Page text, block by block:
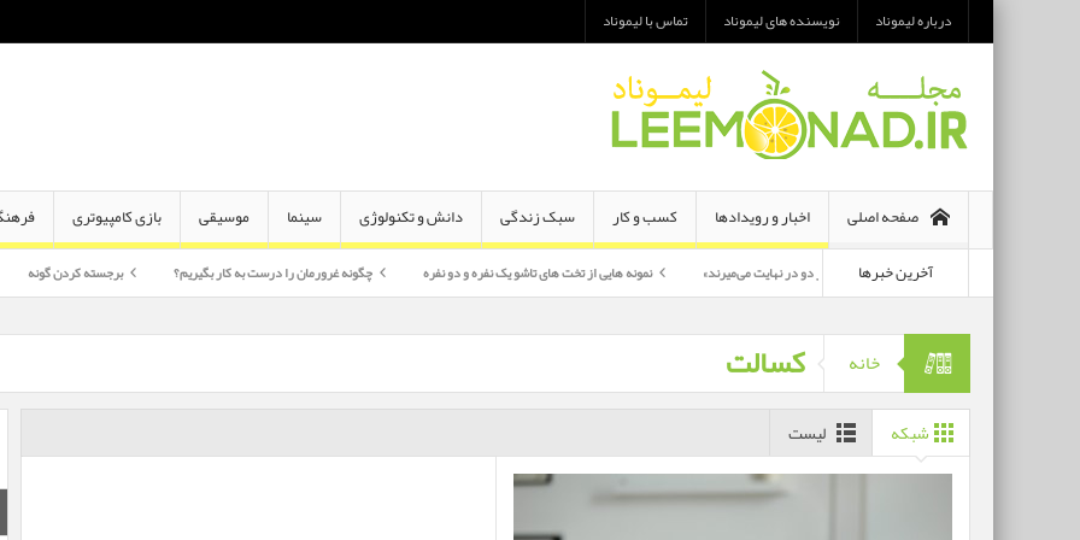
درباره لیموناد نویسنده های لیموناد تماس با لیموناد
صفحه اصلی اخبار و رویدادها کسب و کار سبک زندگی دانش و تکنولوژی سینما موسیقی بازی کامپیوتری
آخرین خبرها
معرفی رمان «هر دو در نهایت می‌میرند» نمونه هایی از تخت های تاشو یک نفره و دو نفره چگونه غرورمان را درست به کار بگیریم؟ برجسته کردن گونه اختلاف
خانه کسالت
شبکه لیست